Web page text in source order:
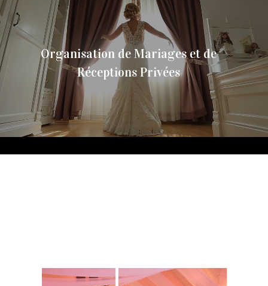
Organisation de Mariages et de
Réceptions Privées